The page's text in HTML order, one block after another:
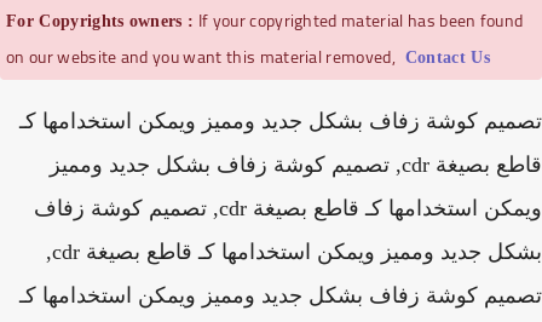
For Copyrights owners :If your copyrighted material has been
on our website and you want this material removed, Contact Us
كوشة زفاف بشكل جديد ومميز ويمكن استخدامها كـ
قاطع بصيغة cdr, تصميم كوشة زفاف بشكل جديد ومميز
ويمكن استخدامها كـ قاطع بصيغة cdr, تصميم كوشة زفاف
بشكل جديد ومميز ويمكن استخدامها كـ قاطع بصيغة cdr,
كوشة زفاف بشكل جديد ومميز ويمكن استخدامها كـ